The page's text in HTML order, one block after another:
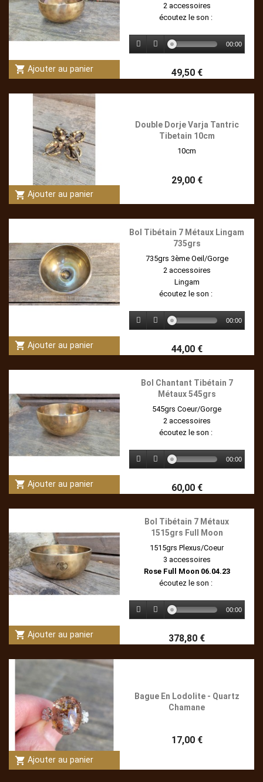
shopping_cart Ajouter au panier
2 accessoires
écoutez le son :
00:00
49,50 €
shopping_cart Ajouter au panier
Double Dorje Varja Tantric
Tibetain 10cm
10cm
29,00 €
shopping_cart Ajouter au panier
Bol Tibétain 7 Métaux Lingam
735grs
735grs 3ème Oeil/Gorge
2 accessoires
Lingam
écoutez le son :
00:00
44,00 €
shopping_cart Ajouter au panier
Bol Chantant Tibétain 7
Métaux 545grs
545grs Coeur/Gorge
2 accessoires
écoutez le son :
00:00
60,00 €
shopping_cart Ajouter au panier
Bol Tibétain 7 Métaux
1515grs Full Moon
1515grs Plexus/Coeur
3 accessoires
Rose Full Moon 06.04.23
écoutez le son :
00:00
378,80 €
shopping_cart Ajouter au panier
Bague En Lodolite - Quartz
Chamane
17,00 €